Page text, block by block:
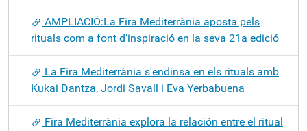
AMPLIACIÓ:La Fira Mediterrània aposta pels
rituals com a font d’inspiració en la seva 21a edició
La Fira Mediterrània s'endinsa en els rituals amb
Kukai Dantza, Jordi Savall i Eva Yerbabuena
Fira Mediterrània explora la relación entre el ritual